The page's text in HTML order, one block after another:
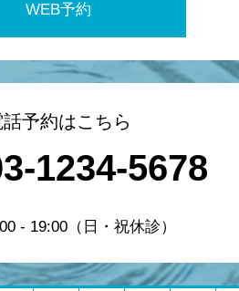
WEB予約
話予約はこちら
1234-5678
- 19:00（日・祝休診）